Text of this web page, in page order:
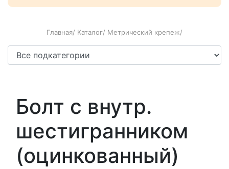
Главная/ Каталог/ Метрический крепеж/
Болт с внутр.
шестигранником
(оцинкованный)